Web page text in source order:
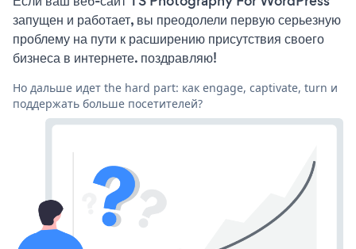
запущен и работает, вы преодолели первую серьезную
проблему на пути к расширению присутствия своего
бизнеса в интернете. поздравляю!
Но дальше идет the hard part: как engage, captivate, turn и
поддержать больше посетителей?